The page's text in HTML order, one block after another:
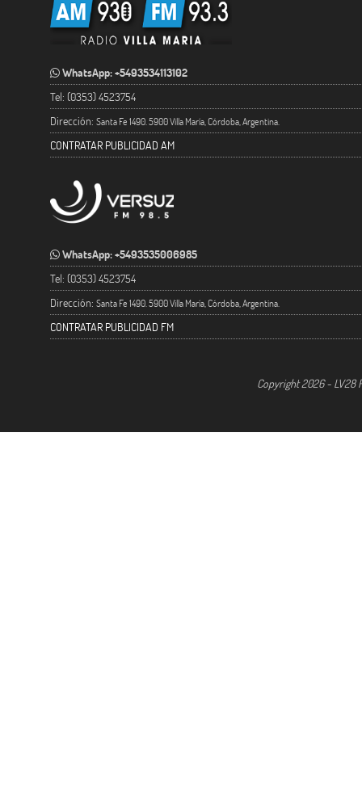
WhatsApp: +5493534113102
Tel: (0353) 4523754
Dirección: Santa Fe 1490. 5900 Villa María, Córdoba, Argentina.
CONTRATAR PUBLICIDAD AM
WhatsApp: +5493535006985
Tel: (0353) 4523754
Dirección: Santa Fe 1490. 5900 Villa María, Córdoba, Argentina.
CONTRATAR PUBLICIDAD FM
Copyright 2026 - LV28